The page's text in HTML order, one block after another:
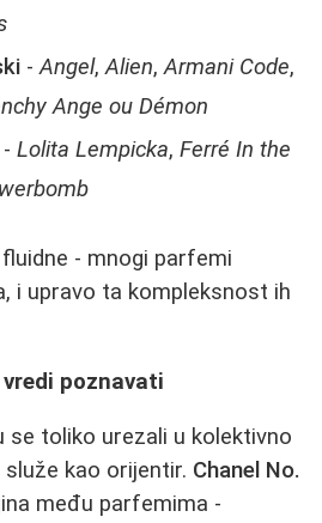
-Angel,Alien,Armani Code,
Ange ou Démon
- Lolita Lempicka, Ferré In the
- mnogi parfemi
i upravo ta kompleksnost ih
poznavati
se toliko urezali u kolektivno
kao orijentir. Chanel No.
među parfemima -